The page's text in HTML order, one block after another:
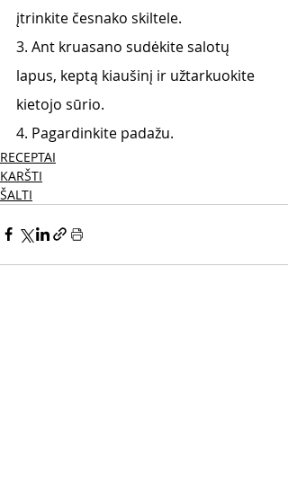
įtrinkite česnako skiltele.
3. Ant kruasano sudėkite salotų
lapus, keptą kiaušinį ir užtarkuokite
kietojo sūrio.
4. Pagardinkite padažu.
RECEPTAI
KARŠTI
ŠALTI